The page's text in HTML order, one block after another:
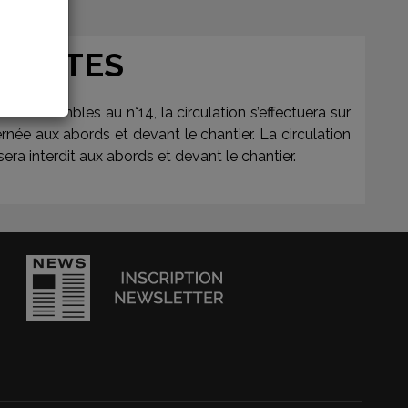
combles au n°14, la circulation s’effectuera sur
aux abords et devant le chantier. La circulation
interdit aux abords et devant le chantier.